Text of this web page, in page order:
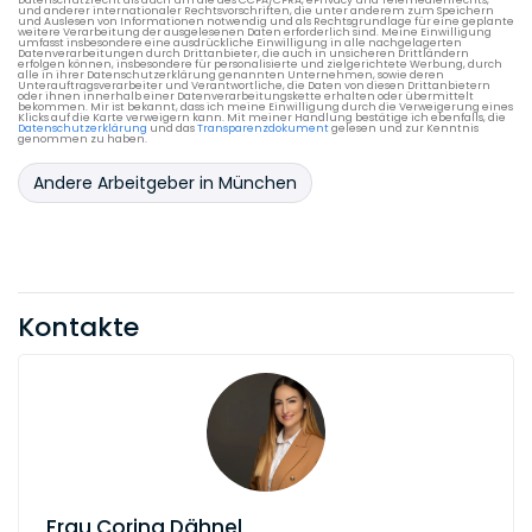
und anderer internationaler Rechtsvorschriften, die unter anderem zum Speichern
und Auslesen von Informationen notwendig und als Rechtsgrundlage für eine geplante
weitere Verarbeitung der ausgelesenen Daten erforderlich sind. Meine Einwilligung
umfasst insbesondere eine ausdrückliche Einwilligung in alle nachgelagerten
Datenverarbeitungen durch Drittanbieter, die auch in unsicheren Drittländern
erfolgen können, insbesondere für personalisierte und zielgerichtete Werbung, durch
alle in ihrer Datenschutzerklärung genannten Unternehmen, sowie deren
Unterauftragsverarbeiter und Verantwortliche, die Daten von diesen Drittanbietern
oder ihnen innerhalb einer Datenverarbeitungskette erhalten oder übermittelt
bekommen. Mir ist bekannt, dass ich meine Einwilligung durch die Verweigerung eines
Klicks auf die Karte verweigern kann. Mit meiner Handlung bestätige ich ebenfalls, die
Datenschutzerklärung und dasTransparenzdokumentgelesen und zur Kenntnis
genommen zu haben.
Andere Arbeitgeber in München
Kontakte